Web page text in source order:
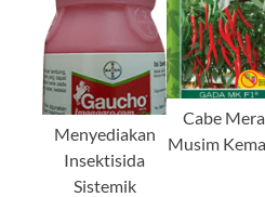
Menyediakan
Insektisida
Sistemik
Cabe
Musim